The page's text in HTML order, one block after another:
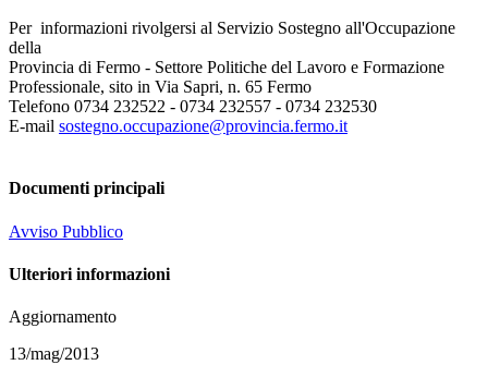
Per informazioni rivolgersi al Servizio Sostegno all'Occupazione
della
Provincia di Fermo - Settore Politiche del Lavoro e Formazione
Professionale, sito in Via Sapri, n. 65 Fermo
Telefono 0734 232522 - 0734 232557 - 0734 232530
E-mail sostegno.occupazione@provincia.fermo.it
Documenti principali
Avviso Pubblico
Ulteriori informazioni
Aggiornamento
13/mag/2013